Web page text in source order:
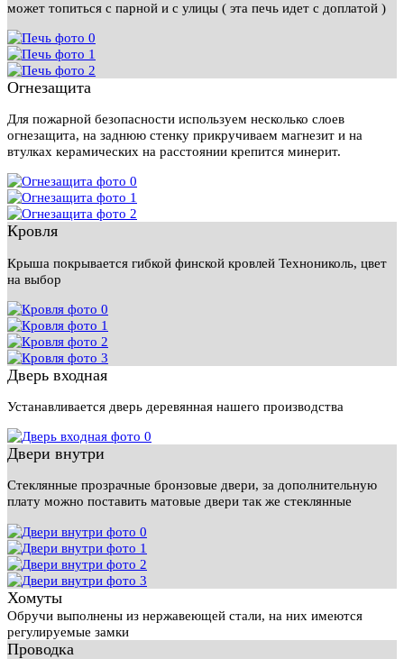
может топиться с парной и с улицы ( эта печь идет с доплатой )
Огнезащита
Для пожарной безопасности используем несколько слоев
огнезащита, на заднюю стенку прикручиваем магнезит и на
втулках керамических на расстоянии крепится минерит.
Кровля
Крыша покрывается гибкой финской кровлей Технониколь, цвет
на выбор
Дверь входная
Устанавливается дверь деревянная нашего производства
Двери внутри
Стеклянные прозрачные бронзовые двери, за дополнительную
плату можно поставить матовые двери так же стеклянные
Хомуты
Обручи выполнены из нержавеющей стали, на них имеются
регулируемые замки
Проводка